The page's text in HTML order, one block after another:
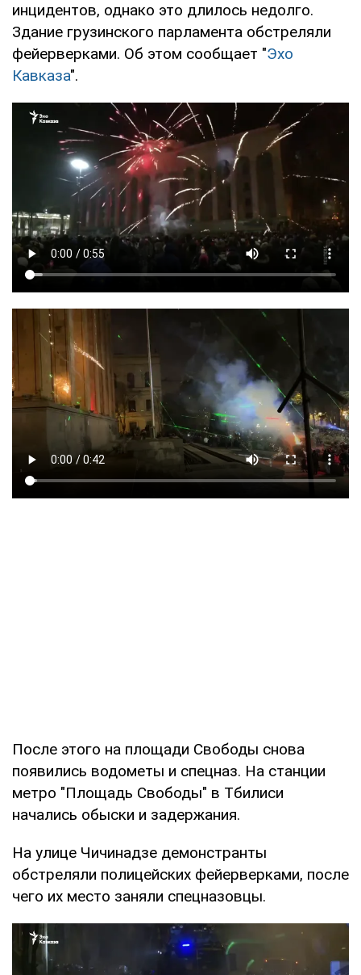
инцидентов, однако это длилось недолго.
Здание грузинского парламента обстреляли
фейерверками. Об этом сообщает "Эхо
Кавказа".
После этого на площади Свободы снова
появились водометы и спецназ. На станции
метро "Площадь Свободы" в Тбилиси
начались обыски и задержания.
На улице Чичинадзе демонстранты
обстреляли полицейских фейерверками, после
чего их место заняли спецназовцы.